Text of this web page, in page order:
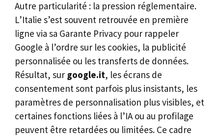
Autre particularité : la pression réglementaire.
L’Italie s’est souvent retrouvée en première
ligne via sa Garante Privacy pour rappeler
Google à l’ordre sur les cookies, la publicité
personnalisée ou les transferts de données.
Résultat, sur google.it, les écrans de
consentement sont parfois plus insistants, les
paramètres de personnalisation plus visibles, et
certaines fonctions liées à l’IA ou au profilage
peuvent être retardées ou limitées. Ce cadre